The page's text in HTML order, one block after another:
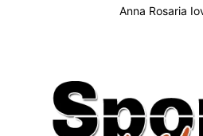
Anna Rosaria